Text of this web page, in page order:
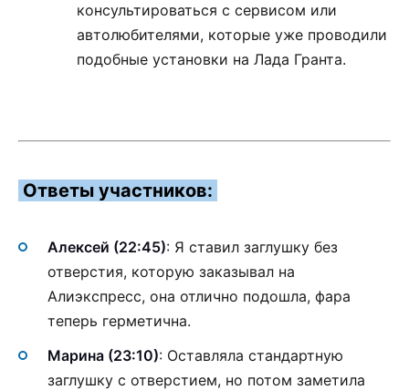
консультироваться с сервисом или
автолюбителями, которые уже проводили
подобные установки на Лада Гранта.
Ответы участников:
Алексей (22:45): Я ставил заглушку без
отверстия, которую заказывал на
Алиэкспресс, она отлично подошла, фара
теперь герметична.
Марина (23:10): Оставляла стандартную
заглушку с отверстием, но потом заметила